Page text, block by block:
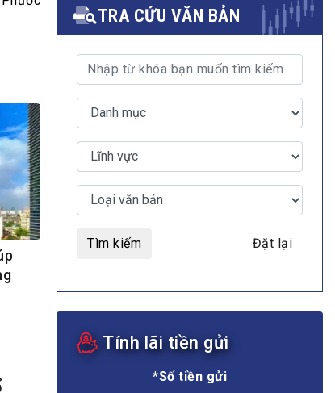
MULTIMEDIA
Video
E-magazines
TRA CỨU VĂN BẢN
Tìm kiếm Đặt lại
Tính lãi tiền gửi
*Số tiền gửi